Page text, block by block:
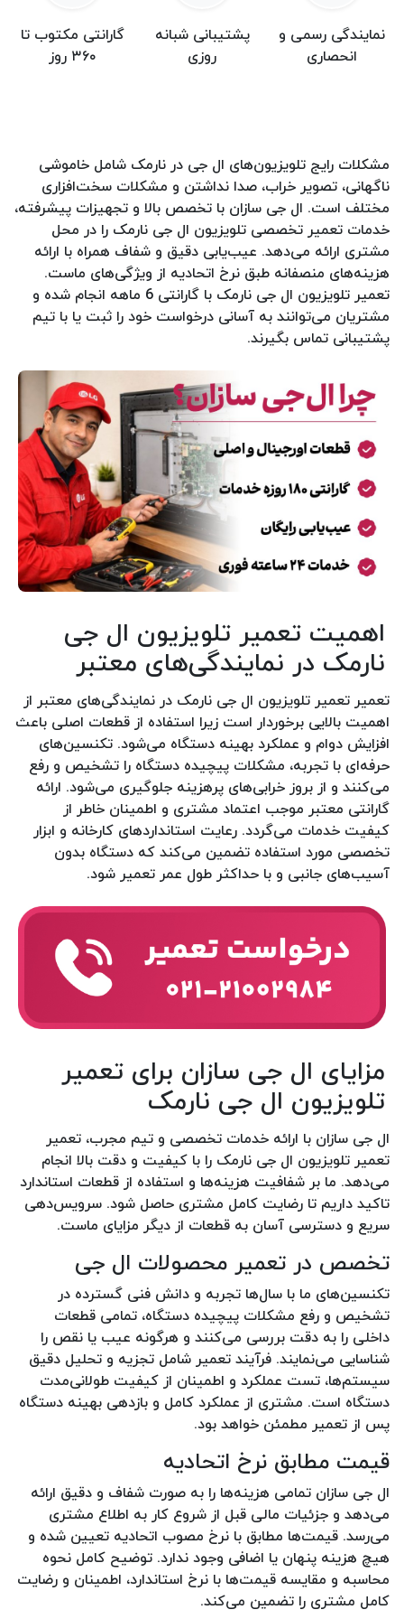
نمایندگی رسمی و
انحصاری
پشتیبانی شبانه
روزی
گارانتی مکتوب تا
۳۶۰ روز
مشکلات رایج تلویزیون‌های ال جی در نارمک شامل خاموشی
ناگهانی، تصویر خراب، صدا نداشتن و مشکلات سخت‌افزاری
مختلف است. ال جی سازان با تخصص بالا و تجهیزات پیشرفته،
خدمات تعمیر تخصصی تلویزیون ال جی نارمک را در محل
مشتری ارائه می‌دهد. عیب‌یابی دقیق و شفاف همراه با ارائه
هزینه‌های منصفانه طبق نرخ اتحادیه از ویژگی‌های ماست.
تعمیر تلویزیون ال جی نارمک با گارانتی 6 ماهه انجام شده و
مشتریان می‌توانند به آسانی درخواست خود را ثبت یا با تیم
پشتیبانی تماس بگیرند.
اهمیت تعمیر تلویزیون ال جی
نارمک در نمایندگی‌های معتبر
تعمیر تعمیر تلویزیون ال جی نارمک در نمایندگی‌های معتبر از
اهمیت بالایی برخوردار است زیرا استفاده از قطعات اصلی باعث
افزایش دوام و عملکرد بهینه دستگاه می‌شود. تکنسین‌های
حرفه‌ای با تجربه، مشکلات پیچیده دستگاه را تشخیص و رفع
می‌کنند و از بروز خرابی‌های پرهزینه جلوگیری می‌شود. ارائه
گارانتی معتبر موجب اعتماد مشتری و اطمینان خاطر از
کیفیت خدمات می‌گردد. رعایت استانداردهای کارخانه و ابزار
تخصصی مورد استفاده تضمین می‌کند که دستگاه بدون
آسیب‌های جانبی و با حداکثر طول عمر تعمیر شود.
مزایای ال جی سازان برای تعمیر
تلویزیون ال جی نارمک
ال جی سازان با ارائه خدمات تخصصی و تیم مجرب، تعمیر
تعمیر تلویزیون ال جی نارمک را با کیفیت و دقت بالا انجام
می‌دهد. ما بر شفافیت هزینه‌ها و استفاده از قطعات استاندارد
تاکید داریم تا رضایت کامل مشتری حاصل شود. سرویس‌دهی
سریع و دسترسی آسان به قطعات از دیگر مزایای ماست.
تخصص در تعمیر محصولات ال جی
تکنسین‌های ما با سال‌ها تجربه و دانش فنی گسترده در
تشخیص و رفع مشکلات پیچیده دستگاه، تمامی قطعات
داخلی را به دقت بررسی می‌کنند و هرگونه عیب یا نقص را
شناسایی می‌نمایند. فرآیند تعمیر شامل تجزیه و تحلیل دقیق
سیستم‌ها، تست عملکرد و اطمینان از کیفیت طولانی‌مدت
دستگاه است. مشتری از عملکرد کامل و بازدهی بهینه دستگاه
پس از تعمیر مطمئن خواهد بود.
قیمت مطابق نرخ اتحادیه
ال جی سازان تمامی هزینه‌ها را به صورت شفاف و دقیق ارائه
می‌دهد و جزئیات مالی قبل از شروع کار به اطلاع مشتری
می‌رسد. قیمت‌ها مطابق با نرخ مصوب اتحادیه تعیین شده و
هیچ هزینه پنهان یا اضافی وجود ندارد. توضیح کامل نحوه
محاسبه و مقایسه قیمت‌ها با نرخ استاندارد، اطمینان و رضایت
کامل مشتری را تضمین می‌کند.